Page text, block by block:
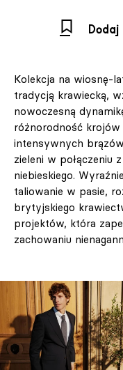
Dodaj
Kolekcja na wiosnę-
tradycją krawiecką,
nowoczesną
różnorodność
intensywnych
zieleni w połączeniu
niebieskiego.
taliowanie w pasie,
brytyjskiego
projektów, która
zachowaniu